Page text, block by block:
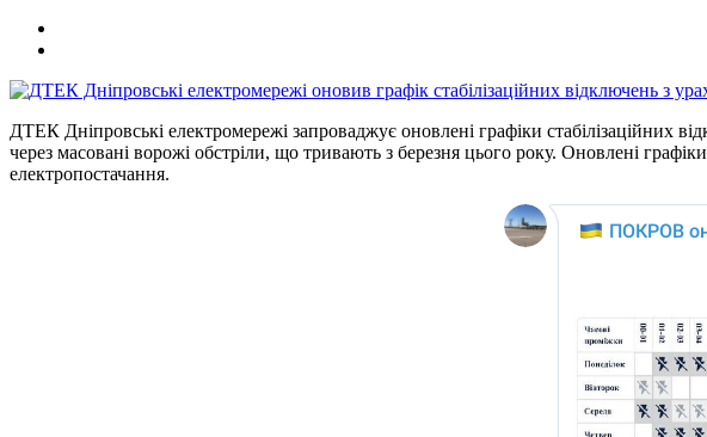
ДТЕК Дніпровські електромережі запроваджує оновлені графіки стабілізаційних
через масовані ворожі обстріли, що тривають з березня цього року. Оновлені
електропостачання.